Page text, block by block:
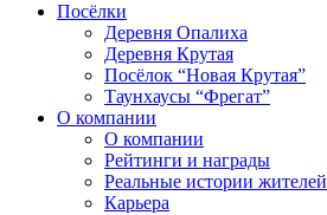
Посёлки
Деревня Опалиха
Деревня Крутая
Посёлок “Новая Крутая”
Таунхаусы “Фрегат”
О компании
О компании
Рейтинги и награды
Реальные истории жителей
Карьера